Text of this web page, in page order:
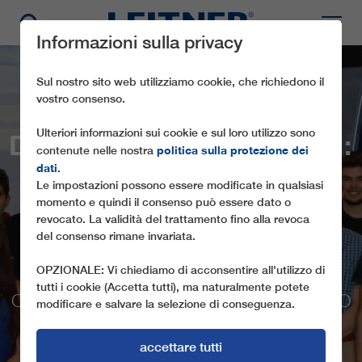
EVENTO CONCLUSIVO
DEL TIROCINIO ESTIVO:
RAGGIUNGERE GLI
OBIETTIVI CON LA
FORZA DI VOLONTÀ
PRESSO IL GRUPPO LEITNER SI È
CONCLUSO CON LA FESTA DI COMMIATO
D’ONORE L’EX SCIATORE AZZURRO
Informazioni sulla privacy
Sul nostro sito web utilizziamo cookie, che richiedono il
vostro consenso.
Ulteriori informazioni sui cookie e sul loro utilizzo sono
contenute nelle nostra politica sulla protezione dei
dati.
Le impostazioni possono essere modificate in qualsiasi
momento e quindi il consenso può essere dato o
revocato. La validità del trattamento fino alla revoca
del consenso rimane invariata.
OPZIONALE: Vi chiediamo di acconsentire all'utilizzo di
tutti i cookie (Accetta tutti), ma naturalmente potete
modificare e salvare la selezione di conseguenza.
accettare tutti